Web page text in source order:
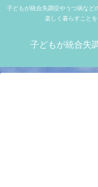
子どもが統合失調症やうつ病など
楽しく暮らすこと
子どもが統合失